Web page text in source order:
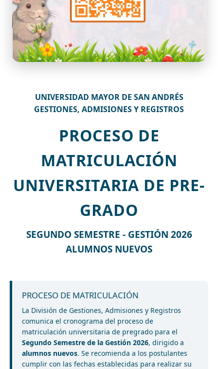
UNIVERSIDAD MAYOR DE SAN ANDRÉS
GESTIONES, ADMISIONES Y REGISTROS
PROCESO DE
MATRICULACIÓN
UNIVERSITARIA DE PRE-
GRADO
SEGUNDO SEMESTRE - GESTIÓN 2026
ALUMNOS NUEVOS
PROCESO DE MATRICULACIÓN
La División de Gestiones, Admisiones y Registros
comunica el cronograma del proceso de
matriculación universitaria de pregrado para el
Segundo Semestre de la Gestión 2026, dirigido a
alumnos nuevos. Se recomienda a los postulantes
cumplir con las fechas establecidas para realizar su